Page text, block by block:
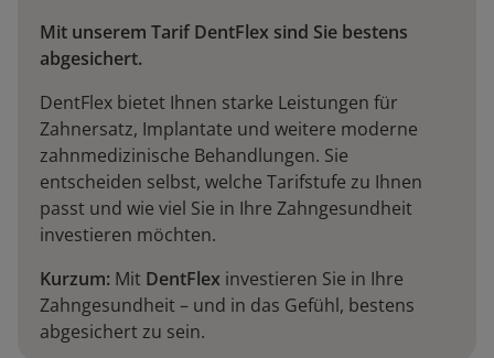
Mit unserem Tarif DentFlex sind Sie bestens
abgesichert.
DentFlex bietet Ihnen starke Leistungen für
Zahnersatz, Implantate und weitere moderne
zahnmedizinische Behandlungen. Sie
entscheiden selbst, welche Tarifstufe zu Ihnen
passt und wie viel Sie in Ihre Zahngesundheit
investieren möchten.
Kurzum: Mit DentFlex investieren Sie in Ihre
Zahngesundheit – und in das Gefühl, bestens
abgesichert zu sein.